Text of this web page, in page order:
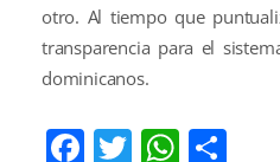
otro. Al tiempo que
transparencia para el
dominicanos.
Facebook
Twitter